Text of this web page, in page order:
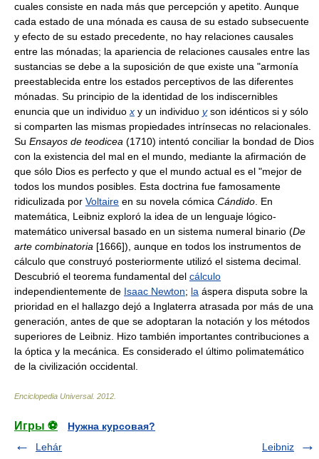
cuales consiste en nada más que percepción y apetito. Aunque
cada estado de una mónada es causa de su estado subsecuente
y efecto de su estado precedente, no hay relaciones causales
entre las mónadas; la apariencia de relaciones causales entre las
sustancias se debe a la suposición de que existe una "armonía
preestablecida entre los estados perceptivos de las diferentes
mónadas. Su principio de la identidad de los indiscernibles
enuncia que un individuo x y un individuo yson idénticos si y sólo
si comparten las mismas propiedades intrínsecas no relacionales.
Su Ensayos de teodicea (1710) intentó conciliar la bondad de Dios
con la existencia del mal en el mundo, mediante la afirmación de
que sólo Dios es perfecto y que el mundo actual es el "mejor de
todos los mundos posibles. Esta doctrina fue famosamente
ridiculizada por Voltaire en su novela cómica Cándido . En
matemática, Leibniz exploró la idea de un lenguaje lógico-
matemático universal basado en un sistema numeral binario (De
arte combinatoria [1666]), aunque en todos los instrumentos de
cálculo que construyó posteriormente utilizó el sistema decimal.
Descubrió el teorema fundamental del cálculo
independientemente de Isaac Newton; la áspera disputa sobre la
prioridad en el hallazgo dejó a Inglaterra atrasada por más de una
generación, antes de que se adoptaran la notación y los métodos
superiores de Leibniz. Hizo también importantes contribuciones a
la óptica y la mecánica. Es considerado el último polimatemático
de la civilización occidental.
Enciclopedia Universal. 2012
Игры ⚽
Нужна курсовая?
Lehár
Leibniz